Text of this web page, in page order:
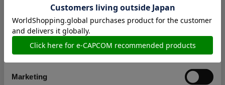
Statistics
Marketing
在庫：○ |24ポイント
お届け開始日： 2024/10/17 ～
祇：Path of the Goddess ステッカー 昼方の啓行